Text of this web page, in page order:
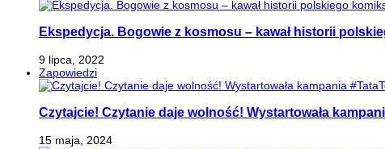
Ekspedycja. Bogowie z kosmosu – kawał historii
9 lipca, 2022
Zapowiedzi
Czytajcie! Czytanie daje wolność! Wystartowała
15 maja, 2024